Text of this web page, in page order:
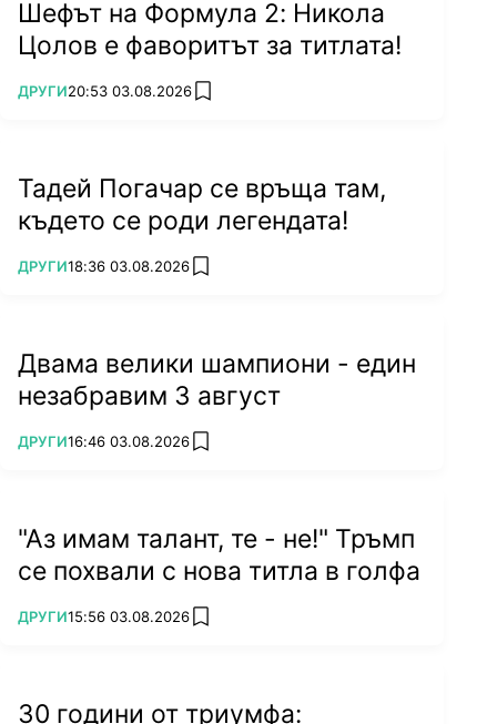
Шефът на Формула 2: Никола
Цолов е фаворитът за титлата!
ПОВЕЧЕ ОТ
ДРУГИ20:53 03.08.2026 add favorites
Тадей Погачар се връща там,
където се роди легендата!
ПОВЕЧЕ ОТ
ДРУГИ18:36 03.08.2026 add favorites
Двама велики шампиони - един
незабравим 3 август
ПОВЕЧЕ ОТ
ДРУГИ16:46 03.08.2026 add favorites
"Аз имам талант, те - не!" Тръмп
се похвали с нова титла в голфа
ПОВЕЧЕ ОТ
ДРУГИ15:56 03.08.2026 add favorites
30 години от триумфа: